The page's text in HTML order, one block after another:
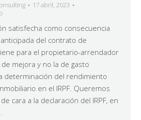
17 abril, 2023
satisfecha como consecuencia
del contrato de
para el propietario-arrendador
mejora y no la de gasto
determinación del rendimiento
en el IRPF. Queremos
cara a la declaración del IRPF, en